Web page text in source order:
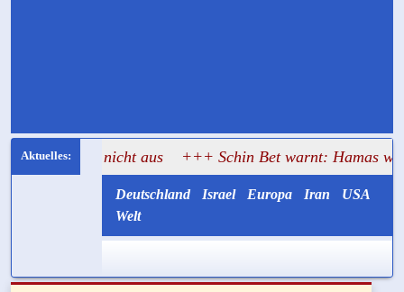
heute nicht aus +++ Schin Bet warnt: Hamas will
Deutschland Israel Europa Iran
USA
Welt